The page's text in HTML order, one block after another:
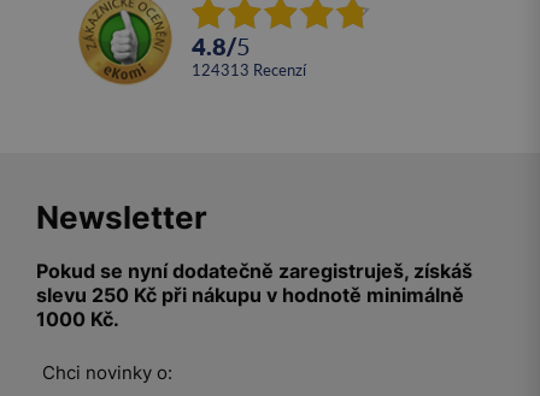
4.8/5
124313 recenzí
Newsletter
Pokud se nyní dodatečně zaregistruješ, získáš
slevu 250 Kč při nákupu v hodnotě minimálně
1000 Kč.
Chci novinky o: